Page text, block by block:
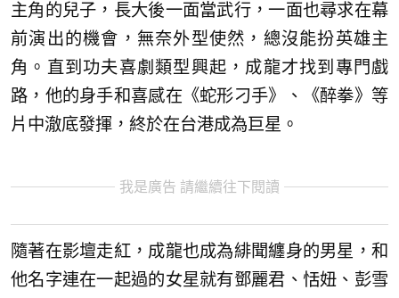
主角的兒子，長大後一面當武行，一面也尋求在幕
前演出的機會，無奈外型使然，總沒能扮英雄主
角。直到功夫喜劇類型興起，成龍才找到專門戲
路，他的身手和喜感在《蛇形刁手》、《醉拳》等
片中澈底發揮，終於在台港成為巨星。
我是廣告 請繼續往下閱讀
隨著在影壇走紅，成龍也成為緋聞纏身的男星，和
他名字連在一起過的女星就有鄧麗君、恬妞、彭雪